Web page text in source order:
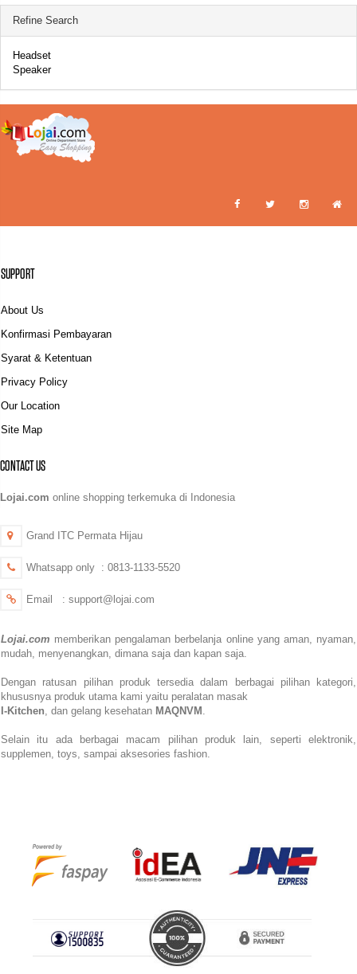
Refine Search
Headset
Speaker
SUPPORT
About Us
Konfirmasi Pembayaran
Syarat & Ketentuan
Privacy Policy
Our Location
Site Map
CONTACT US
Lojai.com online shopping terkemuka di Indonesia
Grand ITC Permata Hijau
Whatsapp only : 0813-1133-5520
Email : support@lojai.com
Lojai.com memberikan pengalaman berbelanja online yang aman, nyaman,
mudah, menyenangkan, dimana saja dan kapan saja.
Dengan ratusan pilihan produk tersedia dalam berbagai pilihan kategori,
khususnya produk utama kami yaitu peralatan masak
I-Kitchen, dan gelang kesehatan MAQNVM .
Selain itu ada berbagai macam pilihan produk lain, seperti elektronik,
supplemen, toys, sampai aksesories fashion.